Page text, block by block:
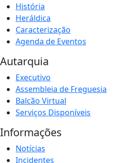
História
Heráldica
Caracterização
Agenda de Eventos
Autarquia
Executivo
Assembleia de Freguesia
Balcão Virtual
Serviços Disponíveis
Informações
Notícias
Incidentes